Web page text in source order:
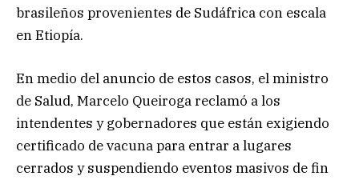
brasileños provenientes de Sudáfrica con escala
en Etiopía.
En medio del anuncio de estos casos, el ministro
de Salud, Marcelo Queiroga reclamó a los
intendentes y gobernadores que están exigiendo
certificado de vacuna para entrar a lugares
cerrados y suspendiendo eventos masivos de fin